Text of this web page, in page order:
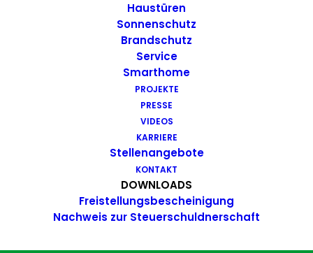
Haustüren
Sonnenschutz
Brandschutz
Service
Smarthome
PROJEKTE
PRESSE
VIDEOS
KARRIERE
Stellenangebote
KONTAKT
DOWNLOADS
Freistellungsbescheinigung
Nachweis zur Steuerschuldnerschaft
Dallwig bietet
Perspektive
Du hast Bock auf einen Job mit
Action. Bewirb dich ganz einfach
ZU DEN STELLENANGEBOTEN